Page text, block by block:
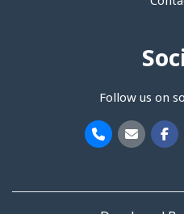
Follow us on